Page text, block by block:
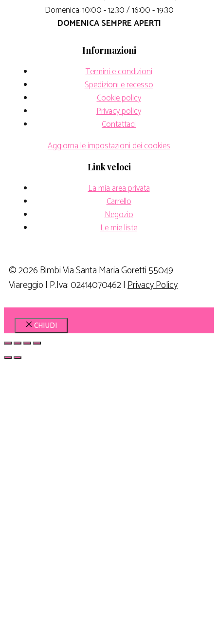
Domenica: 10:00 - 12:30 / 16:00 - 19:30
DOMENICA SEMPRE APERTI
Informazioni
Termini e condizioni
Spedizioni e recesso
Cookie policy
Privacy policy
Contattaci
Aggiorna le impostazioni dei cookies
Link veloci
La mia area privata
Carrello
Negozio
Le mie liste
© 2026 Bimbi Via Santa Maria Goretti 55049
Viareggio | P.Iva: 02414070462 |Privacy Policy
CHIUDI